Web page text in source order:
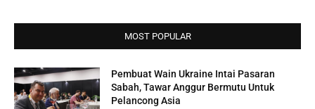
MOST POPULAR
Pembuat Wain Ukraine Intai Pasaran
Sabah, Tawar Anggur Bermutu Untuk
Pelancong Asia